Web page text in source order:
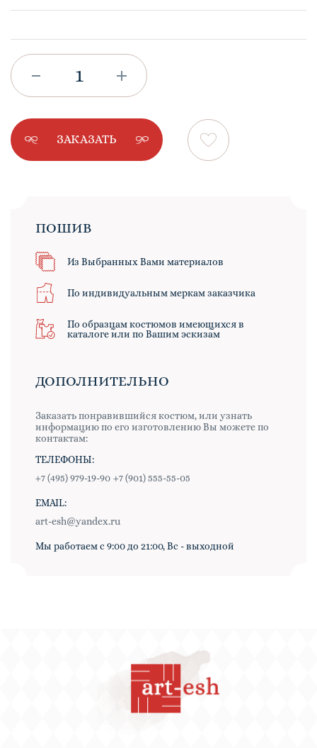
ЗАКАЗАТЬ
ПОШИВ
Из Выбранных Вами материалов
По индивидуальным меркам заказчика
По образцам костюмов имеющихся в
каталоге или по Вашим эскизам
ДОПОЛНИТЕЛЬНО
Заказать понравившийся костюм, или узнать
информацию по его изготовлению Вы можете по
контактам:
ТЕЛЕФОНЫ:
+7 (495) 979-19-90 +7 (901) 555-55-05
EMAIL:
art-esh@yandex.ru
Мы работаем с 9:00 до 21:00, Вс - выходной